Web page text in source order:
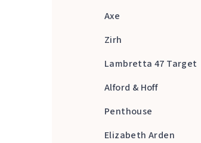
Axe
Zirh
Lambretta 47 Target
Alford & Hoff
Penthouse
Elizabeth Arden